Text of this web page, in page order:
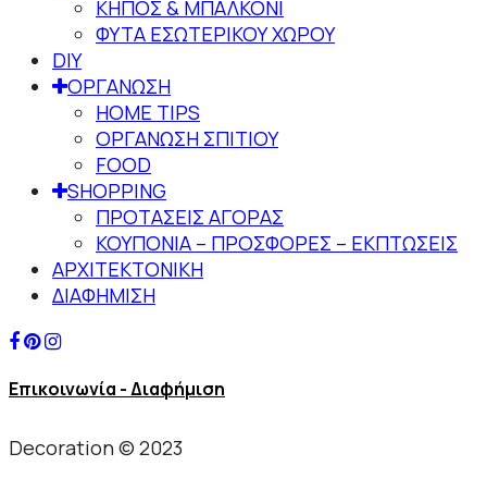
ΚΗΠΟΣ & ΜΠΑΛΚΟΝΙ
ΦΥΤΑ ΕΣΩΤΕΡΙΚΟΥ ΧΩΡΟΥ
DIY
ΟΡΓΑΝΩΣΗ
HOME TIPS
ΟΡΓΑΝΩΣΗ ΣΠΙΤΙΟΥ
FOOD
SHOPPING
ΠΡΟΤΑΣΕΙΣ ΑΓΟΡΑΣ
ΚΟΥΠΟΝΙΑ – ΠΡΟΣΦΟΡΕΣ – ΕΚΠΤΩΣΕΙΣ
ΑΡΧΙΤΕΚΤΟΝΙΚΗ
ΔΙΑΦΗΜΙΣΗ
Επικοινωνία - Διαφήμιση
Decoration © 2023